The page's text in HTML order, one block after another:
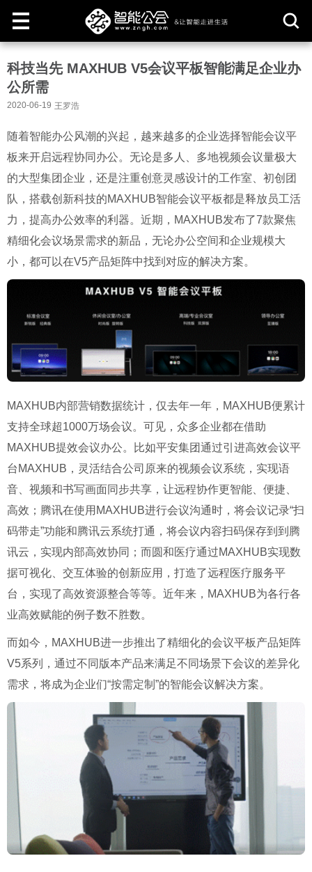
取
科技当先 MAXHUB V5会议平板智能满足企业办
公所需
2020-06-19 王罗浩
随着智能办公风潮的兴起，越来越多的企业选择智能会议平
板来开启远程协同办公。无论是多人、多地视频会议量极大
的大型集团企业，还是注重创意灵感设计的工作室、初创团
队，搭载创新科技的MAXHUB智能会议平板都是释放员工活
力，提高办公效率的利器。近期，MAXHUB发布了7款聚焦
精细化会议场景需求的新品，无论办公空间和企业规模大
小，都可以在V5产品矩阵中找到对应的解决方案。
MAXHUB内部营销数据统计，仅去年一年，MAXHUB便累计
支持全球超1000万场会议。可见，众多企业都在借助
MAXHUB提效会议办公。比如平安集团通过引进高效会议平
台MAXHUB，灵活结合公司原来的视频会议系统，实现语
音、视频和书写画面同步共享，让远程协作更智能、便捷、
高效；腾讯在使用MAXHUB进行会议沟通时，将会议记录“扫
码带走”功能和腾讯云系统打通，将会议内容扫码保存到到腾
讯云，实现内部高效协同；而圆和医疗通过MAXHUB实现数
据可视化、交互体验的创新应用，打造了远程医疗服务平
台，实现了高效资源整合等等。近年来，MAXHUB为各行各
业高效赋能的例子数不胜数。
而如今，MAXHUB进一步推出了精细化的会议平板产品矩阵
V5系列，通过不同版本产品来满足不同场景下会议的差异化
需求，将成为企业们“按需定制”的智能会议解决方案。